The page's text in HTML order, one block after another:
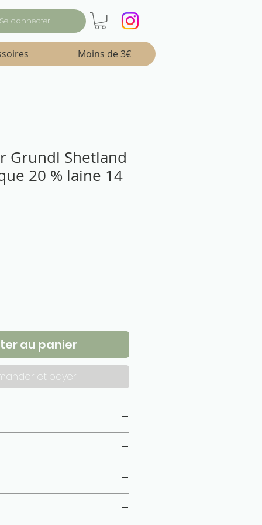
Se connecter
Moins de 3€
Grundl Shetland
20 % laine 14
au panier
et payer